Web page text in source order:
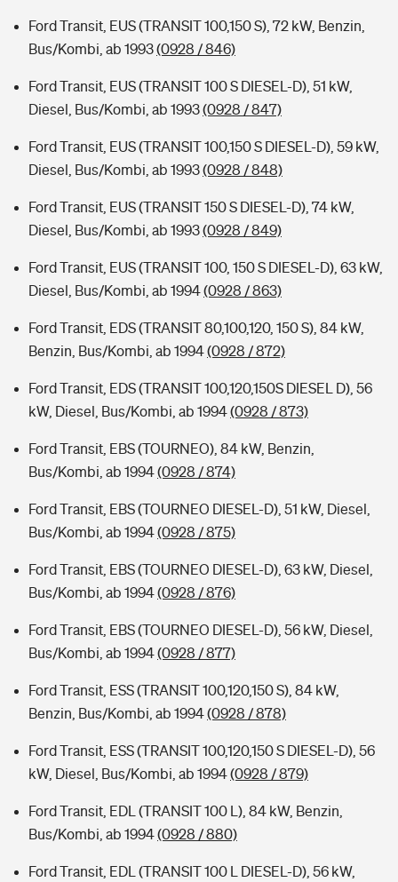
Ford Transit, EUS (TRANSIT 100,150 S), 72 kW, Benzin,
Bus/Kombi, ab 1993(0928 / 846)
Ford Transit, EUS (TRANSIT 100 S DIESEL-D), 51 kW,
Diesel, Bus/Kombi, ab 1993(0928 / 847)
Ford Transit, EUS (TRANSIT 100,150 S DIESEL-D), 59 kW,
Diesel, Bus/Kombi, ab 1993(0928 / 848)
Ford Transit, EUS (TRANSIT 150 S DIESEL-D), 74 kW,
Diesel, Bus/Kombi, ab 1993(0928 / 849)
Ford Transit, EUS (TRANSIT 100, 150 S DIESEL-D), 63 kW,
Diesel, Bus/Kombi, ab 1994(0928 / 863)
Ford Transit, EDS (TRANSIT 80,100,120, 150 S), 84 kW,
Benzin, Bus/Kombi, ab 1994(0928 / 872)
Ford Transit, EDS (TRANSIT 100,120,150S DIESEL D), 56
kW, Diesel, Bus/Kombi, ab 1994(0928 / 873)
Ford Transit, EBS (TOURNEO), 84 kW, Benzin,
Bus/Kombi, ab 1994(0928 / 874)
Ford Transit, EBS (TOURNEO DIESEL-D), 51 kW, Diesel,
Bus/Kombi, ab 1994(0928 / 875)
Ford Transit, EBS (TOURNEO DIESEL-D), 63 kW, Diesel,
Bus/Kombi, ab 1994(0928 / 876)
Ford Transit, EBS (TOURNEO DIESEL-D), 56 kW, Diesel,
Bus/Kombi, ab 1994(0928 / 877)
Ford Transit, ESS (TRANSIT 100,120,150 S), 84 kW,
Benzin, Bus/Kombi, ab 1994(0928 / 878)
Ford Transit, ESS (TRANSIT 100,120,150 S DIESEL-D), 56
kW, Diesel, Bus/Kombi, ab 1994(0928 / 879)
Ford Transit, EDL (TRANSIT 100 L), 84 kW, Benzin,
Bus/Kombi, ab 1994(0928 / 880)
Ford Transit, EDL (TRANSIT 100 L DIESEL-D), 56 kW,